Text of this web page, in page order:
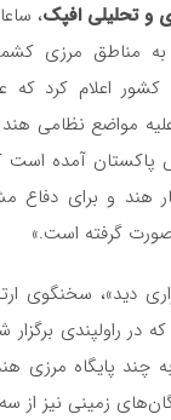
و تحلیلی افپک،
مناطق مرزی
اعلام کرد که
مواضع نظامی
پاکستان آمده است
هند و برای دفاع
گرفته است.»
دید»، سخنگوی
راولپندی برگزار
چند پایگاه مرزی
زمینی نیز از